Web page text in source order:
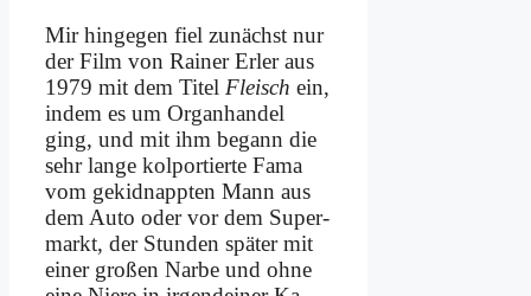
Mir hin­ge­gen fiel zu­nächst nur
der Film von Rai­ner Er­ler aus
1979 mit dem Ti­tel Fleisch ein,
in­dem es um Or­gan­han­del
ging, und mit ihm be­gann die
sehr lan­ge kol­por­tier­te Fa­ma
vom ge­kid­napp­ten Mann aus
dem Au­to oder vor dem Su­per­
markt, der Stun­den spä­ter mit
ei­ner gro­ßen Nar­be und oh­ne